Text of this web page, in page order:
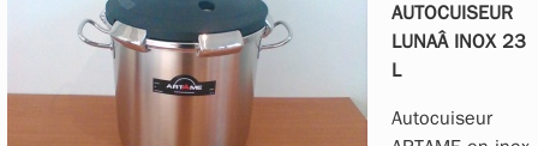
AUTOCUISEUR
LUNAÂ INOX 23
L
Autocuiseur